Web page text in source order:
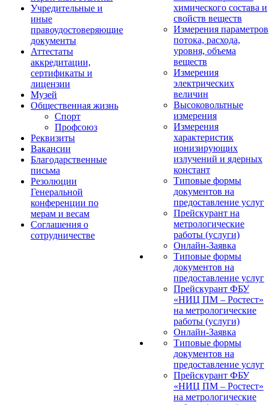
Учредительные и
иные
правоудостоверяющие
документы
Аттестаты
аккредитации,
сертификаты и
лицензии
Музей
Общественная жизнь
Спорт
Профсоюз
Реквизиты
Вакансии
Благодарственные
письма
Резолюции
Генеральной
конференции по
мерам и весам
Соглашения о
сотрудничестве
химического состава и
свойств веществ
Измерения параметров
потока, расхода,
уровня, объема
веществ
Измерения
электрических
величин
Высоковольтные
измерения
Измерения
характеристик
ионизирующих
излучений и ядерных
констант
Типовые формы
документов на
предоставление услуг
Прейскурант на
метрологические
работы (услуги)
Онлайн-Заявка
Типовые формы
документов на
предоставление услуг
Прейскурант ФБУ
«НИЦ ПМ – Ростест»
на метрологические
работы (услуги)
Онлайн-Заявка
Типовые формы
документов на
предоставление услуг
Прейскурант ФБУ
«НИЦ ПМ – Ростест»
на метрологические